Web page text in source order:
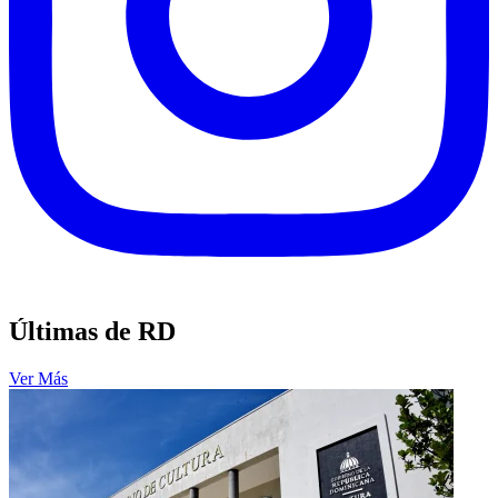
Últimas de RD
Ver Más